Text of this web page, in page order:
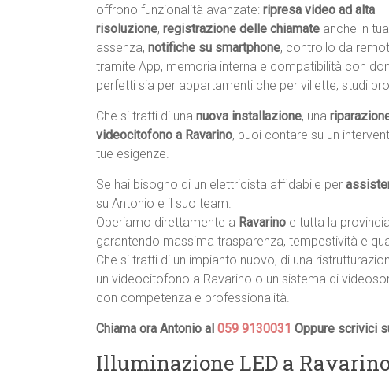
offrono funzionalità avanzate: ripresa video ad alta
risoluzione, registrazione delle chiamate anche in tua
assenza, notifiche su smartphone, controllo da
tramite App, memoria interna e compatibilità con
perfetti sia per appartamenti che per villette, studi
Che si tratti di una nuova installazione, una
videocitofono a Ravarino, puoi contare su un
tue esigenze.
Se hai bisogno di un elettricista affidabile per
su Antonio e il suo team.
Operiamo direttamente a Ravarino e tutta la
garantendo massima trasparenza, tempestività e
Che si tratti di un impianto nuovo, di una
un videocitofono a Ravarino o un sistema di
con competenza e professionalità.
Chiama ora Antonio al 059 9130031 Oppure scrivici
Illuminazione LED a